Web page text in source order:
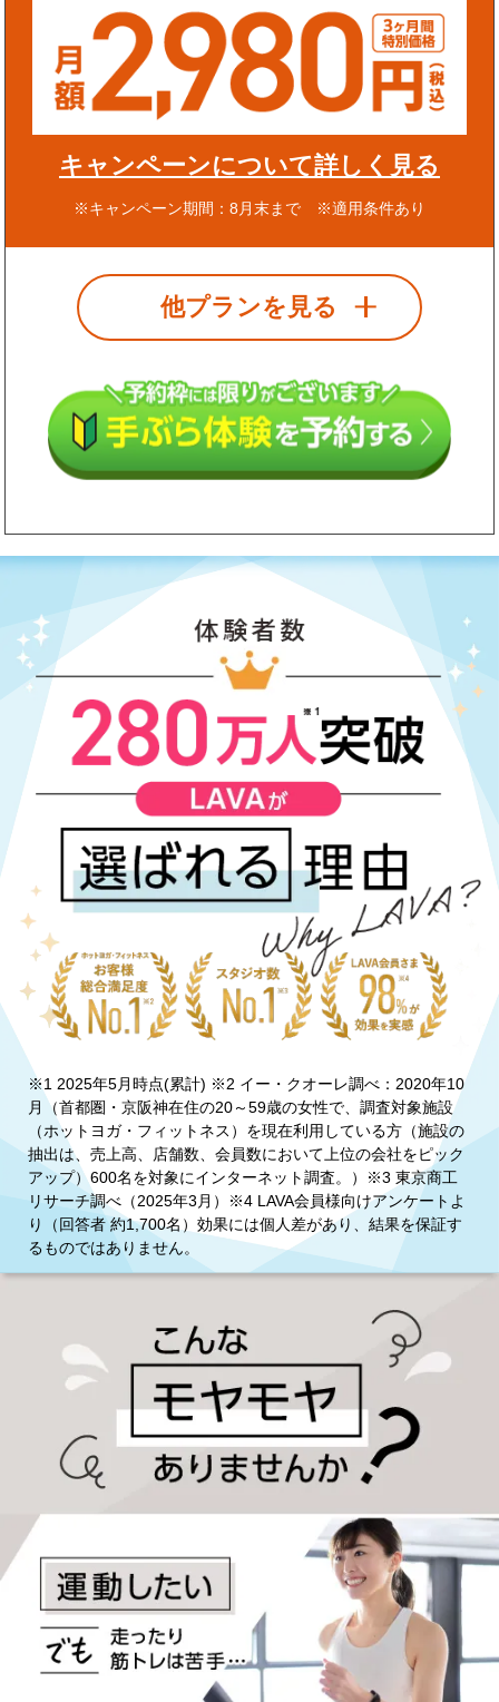
キャンペーンについて詳しく見る
※キャンペーン期間：8月末まで ※適用条件あり
他プランを見る
※1 2025年5月時点(累計) ※2 イー・クオーレ調べ：2020年10
月（首都圏・京阪神在住の20～59歳の女性で、調査対象施設
（ホットヨガ・フィットネス）を現在利用している方（施設の
抽出は、売上高、店舗数、会員数において上位の会社をピック
アップ）600名を対象にインターネット調査。）※3 東京商工
リサーチ調べ（2025年3月）※4 LAVA会員様向けアンケートよ
り（回答者 約1,700名）効果には個人差があり、結果を保証す
るものではありません。